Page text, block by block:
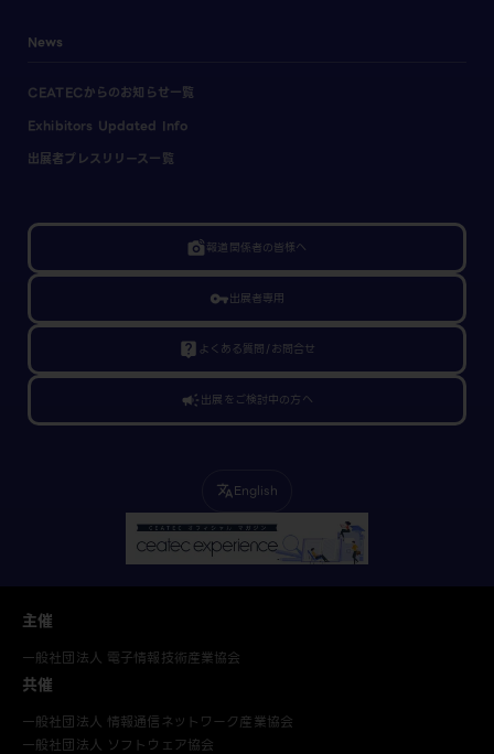
News
CEATECからのお知らせ一覧
Exhibitors Updated Info
出展者プレスリリース一覧
linked_camera報道関係者の皆様へ
vpn_key出展者専用
live_help よくある質問/お問合せ
campaign出展をご検討中の方へ
translateEnglish
主催
一般社団法人 電子情報技術産業協会
共催
一般社団法人 情報通信ネットワーク産業協会
一般社団法人 ソフトウェア協会